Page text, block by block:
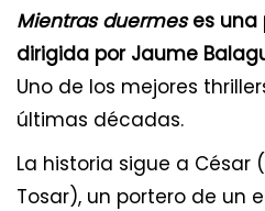
Mientras duermeses una
dirigida por Jaume
Uno de los mejores
últimas décadas.
La historia sigue a César
Tosar), un portero de un